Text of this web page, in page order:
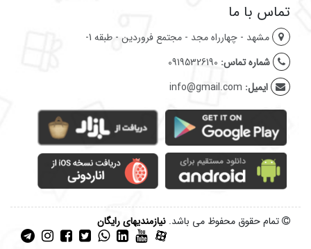
تماس با ما
مشهد - چهارراه مجد - مجتمع فروردین - طبقه 1-
شماره تماس: 09195326190
ایمیل: info@gmail.com
تمام حقوق محفوظ می باشد. نیازمندیهای رایگان